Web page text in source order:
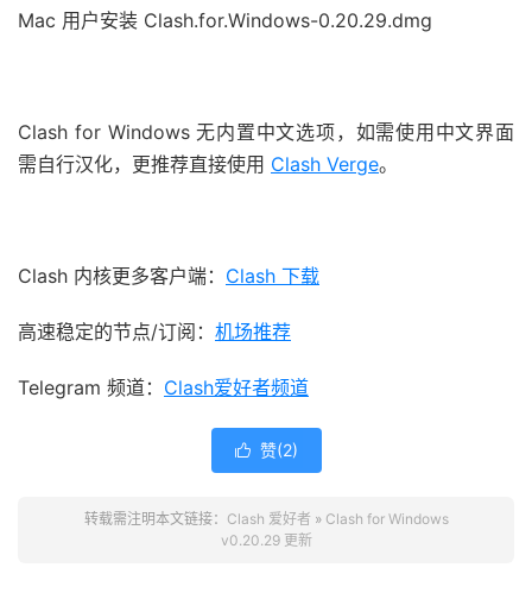
Mac 用户安装 Clash.for.Windows-0.20.29.dmg
Clash for Windows 无内置中文选项，如需使用中文界面
需自行汉化，更推荐直接使用 Clash Verge。
Clash 内核更多客户端： Clash 下载
高速稳定的节点/订阅： 机场推荐
Telegram 频道： Clash爱好者频道
 赞(2)
转载需注明本文链接： Clash 爱好者 » Clash for Windows
v0.20.29 更新